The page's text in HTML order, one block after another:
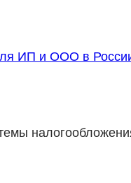
ИП и ООО в